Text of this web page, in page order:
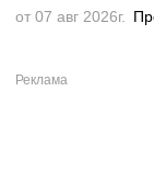
от 07 авг 2026г.